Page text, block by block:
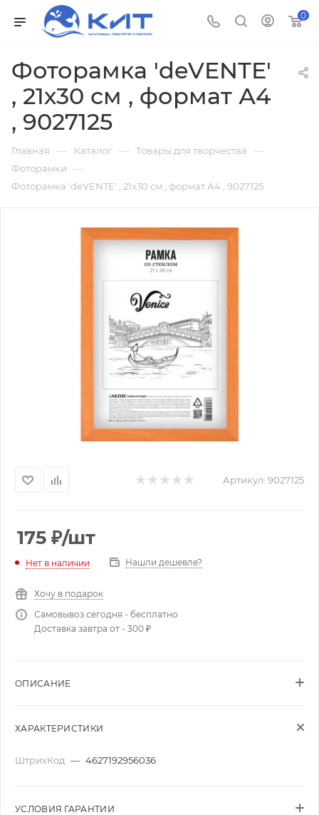
0
Фоторамка 'deVENTE'
, 21х30 см , формат А4
, 9027125
Главная — Каталог — Товары для творчества —
Фоторамки —
Фоторамка 'deVENTE' , 21х30 см , формат А4 , 9027125
Артикул: 9027125
175 ₽/шт
Нет в наличии Нашли дешевле?
Хочу в подарок
Самовывоз сегодня - бесплатно
Доставка завтра от - 300 ₽
ОПИСАНИЕ
ХАРАКТЕРИСТИКИ
ШтрихКод — 4627192956036
УСЛОВИЯ ГАРАНТИИ